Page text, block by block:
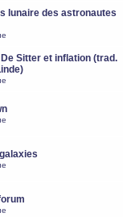
lunaire des astronautes
Sitter et inflation (trad.